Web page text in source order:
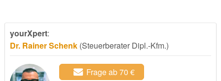
yourXpert:
Dr. Rainer Schenk(Steuerberater Dipl.-Kfm.)
Frage ab 70 €